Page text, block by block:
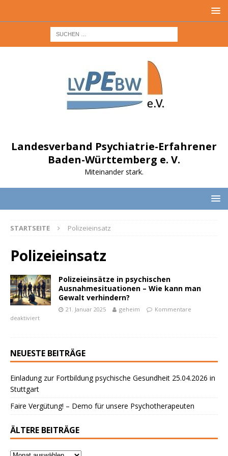
Landesverband Psychiatrie-Erfahrener
Baden-Württemberg e. V.
Miteinander stark.
STARTSEITE Polizeieinsatz
Polizeieinsatz
Polizeieinsätze in psychischen
Ausnahmesituationen – Wie kann man
Gewalt verhindern?
21. Januar 2025 geheim
Kommentare
deaktiviert
NEUESTE BEITRÄGE
Einladung zur Fortbildung psychische Gesundheit 25.04.2026 in
Stuttgart
Faire Vergütung! – Demo für unsere Psychotherapeuten
ÄLTERE BEITRÄGE